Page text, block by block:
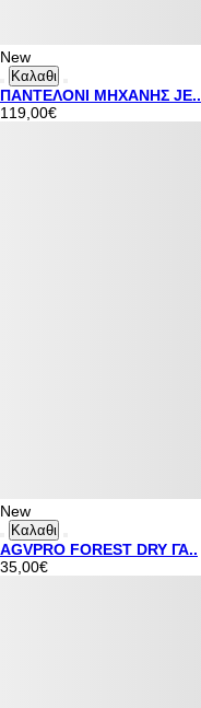
New
Καλαθι
ΠΑΝΤΕΛΟΝΙ ΜΗΧΑΝΗΣ JE..
119,00€
New
Καλαθι
AGVPRO FOREST DRY ΓΑ..
35,00€